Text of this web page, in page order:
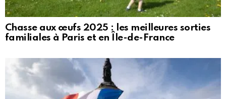
Chasse aux œufs 2025 : les meilleures sorties
familiales à Paris et en Île-de-France